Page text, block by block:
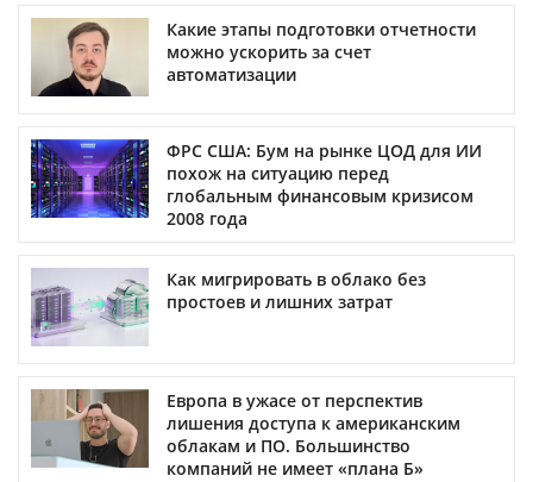
Какие этапы подготовки отчетности
можно ускорить за счет
автоматизации
ФРС США: Бум на рынке ЦОД для ИИ
похож на ситуацию перед
глобальным финансовым кризисом
2008 года
Как мигрировать в облако без
простоев и лишних затрат
Европа в ужасе от перспектив
лишения доступа к американским
облакам и ПО. Большинство
компаний не имеет «плана Б»